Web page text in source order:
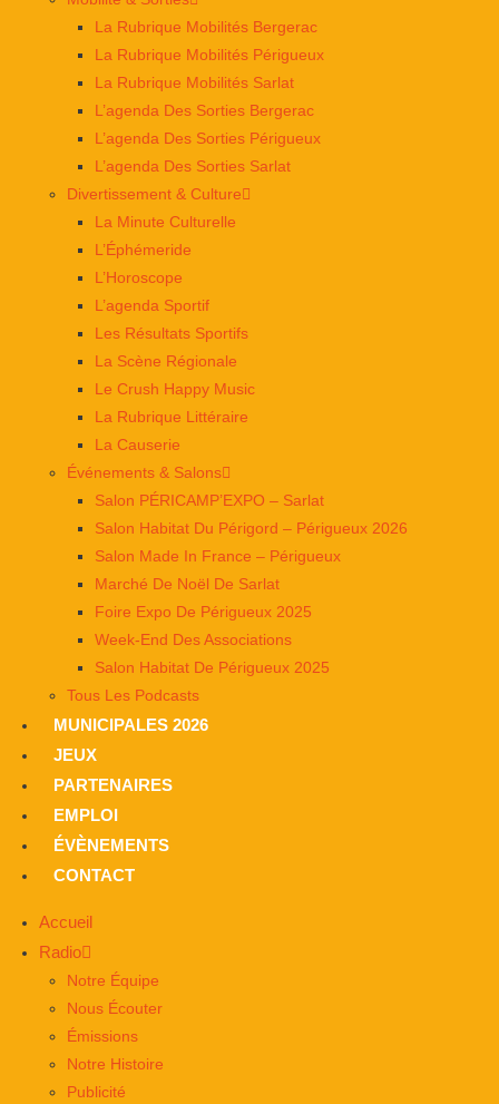
La Rubrique Mobilités Bergerac
La Rubrique Mobilités Périgueux
La Rubrique Mobilités Sarlat
L’agenda Des Sorties Bergerac
L’agenda Des Sorties Périgueux
L’agenda Des Sorties Sarlat
Divertissement & Culture
La Minute Culturelle
L’Éphémeride
L’Horoscope
L’agenda Sportif
Les Résultats Sportifs
La Scène Régionale
Le Crush Happy Music
La Rubrique Littéraire
La Causerie
Événements & Salons
Salon PÉRICAMP’EXPO – Sarlat
Salon Habitat Du Périgord – Périgueux 2026
Salon Made In France – Périgueux
Marché De Noël De Sarlat
Foire Expo De Périgueux 2025
Week-End Des Associations
Salon Habitat De Périgueux 2025
Tous Les Podcasts
MUNICIPALES 2026
JEUX
PARTENAIRES
EMPLOI
ÉVÈNEMENTS
CONTACT
Accueil
Radio
Notre Équipe
Nous Écouter
Émissions
Notre Histoire
Publicité